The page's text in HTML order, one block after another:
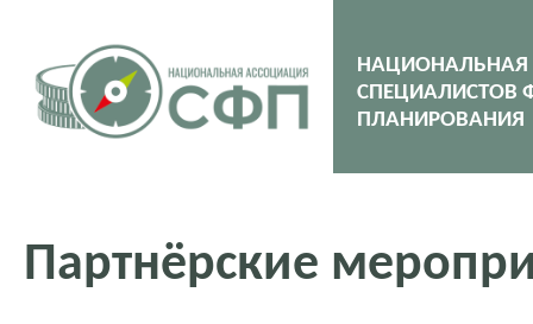
НАЦИОНАЛЬНАЯ
СПЕЦИАЛИСТОВ
ПЛАНИРОВАНИЯ
Партнёрские